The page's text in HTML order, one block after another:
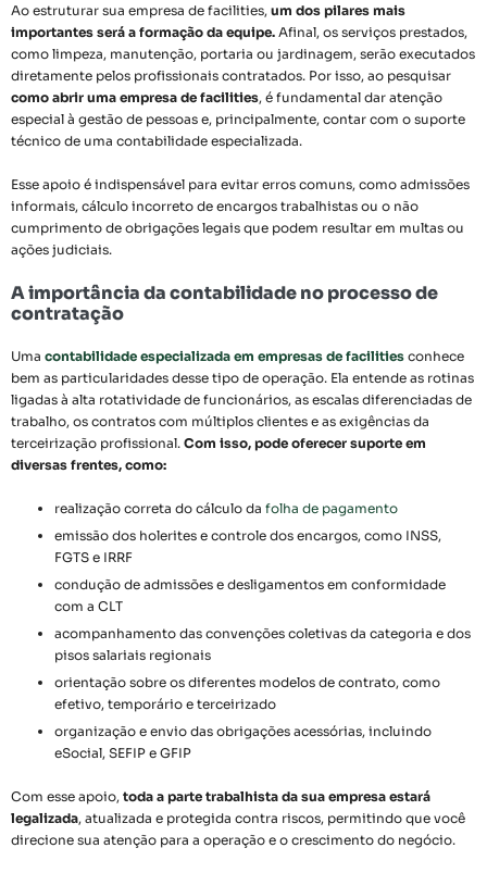
Ao estruturar sua empresa de facilities, um dos pilares mais
importantes será a formação da equipe. Afinal, os serviços prestados,
como limpeza, manutenção, portaria ou jardinagem, serão executados
diretamente pelos profissionais contratados. Por isso, ao pesquisar
como abrir uma empresa de facilities, é fundamental dar atenção
especial à gestão de pessoas e, principalmente, contar com o suporte
técnico de uma contabilidade especializada.
Esse apoio é indispensável para evitar erros comuns, como admissões
informais, cálculo incorreto de encargos trabalhistas ou o não
cumprimento de obrigações legais que podem resultar em multas ou
ações judiciais.
A importância da contabilidade no processo de
contratação
Uma contabilidade especializada em empresas de facilities conhece
bem as particularidades desse tipo de operação. Ela entende as rotinas
ligadas à alta rotatividade de funcionários, as escalas diferenciadas de
trabalho, os contratos com múltiplos clientes e as exigências da
terceirização profissional. Com isso, pode oferecer suporte em
diversas frentes, como:
realização correta do cálculo da folha de pagamento
emissão dos holerites e controle dos encargos, como INSS,
FGTS e IRRF
condução de admissões e desligamentos em conformidade
com a CLT
acompanhamento das convenções coletivas da categoria e dos
pisos salariais regionais
orientação sobre os diferentes modelos de contrato, como
efetivo, temporário e terceirizado
organização e envio das obrigações acessórias, incluindo
eSocial, SEFIP e GFIP
Com esse apoio, toda a parte trabalhista da sua empresa estará
legalizada, atualizada e protegida contra riscos, permitindo que você
direcione sua atenção para a operação e o crescimento do negócio.